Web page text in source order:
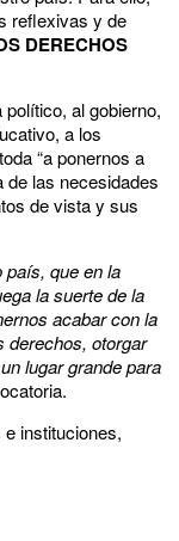
reflexivas y de
DERECHOS
al gobierno,
a los
“a ponernos a
de las necesidades
de vista y sus
país, que en la
la suerte de la
acabar con la
derechos, otorgar
lugar grande para
instituciones,